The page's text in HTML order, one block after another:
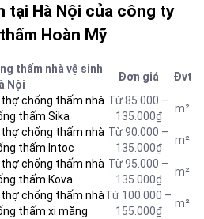
tại Hà Nội của công ty
Hoàn Mỹ
thấm nhà vệ sinh
Nội
Đơn giá Đvt
thợ chống thấm nhà
thấm Sika
Từ 85.000 –
135.000₫
m²
thợ chống thấm nhà
thấm Intoc
Từ 90.000 –
135.000₫
m²
thợ chống thấm nhà
thấm Kova
Từ 95.000 –
135.000₫
m²
thợ chống thấm nhà
thấm xi măng
Từ 100.000 –
155.000₫
m²